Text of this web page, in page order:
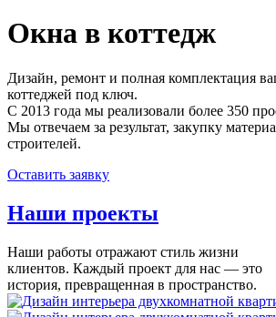
Окна в коттедж
Дизайн, ремонт и полная комплектация
коттеджей под ключ.
С 2013 года мы реализовали более 350
Мы отвечаем за результат, закупку
строителей.
Оставить заявку
Наши проекты
Наши работы отражают стиль жизни
клиентов. Каждый проект для нас — это
история, превращенная в пространство.